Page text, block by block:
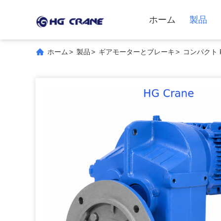
ホーム 製品
ホーム > 製品> ギアモーターとブレーキ> コンパクト